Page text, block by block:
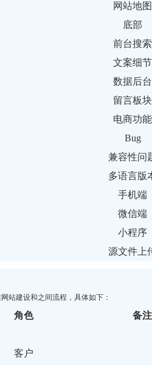
网站地图
底部
前台搜索
文案细节
数据后台
留言板块
电商功能
Bug
兼容性问
多语言版
手机端
微信端
小程序
源文件上
建设和之间流程，具体如下：
角色 备注
客户